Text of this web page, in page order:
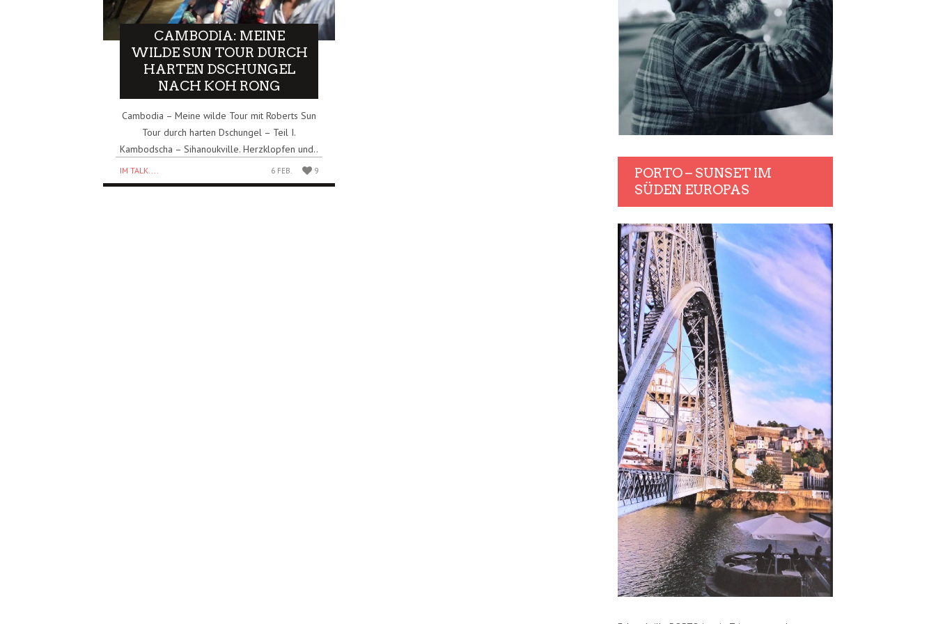
CAMBODIA: MEINE
WILDE SUN TOUR DURCH
HARTEN DSCHUNGEL
NACH KOH RONG
Cambodia – Meine wilde Tour mit Roberts Sun
Tour durch harten Dschungel – Teil I.
Kambodscha – Sihanoukville. Herzklopfen und..
IM TALK.... 6 FEB. 9
PORTO – SUNSET IM
SÜDEN EUROPAS